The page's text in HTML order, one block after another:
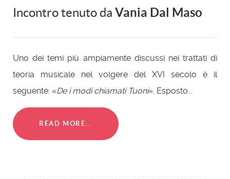
Incontro tenuto da Vania Dal Maso
Uno dei temi più ampiamente discussi nei trattati di
teoria musicale nel volgere del XVI secolo è il
seguente: «De i modi chiamati Tuoni». Esposto...
READ MORE...